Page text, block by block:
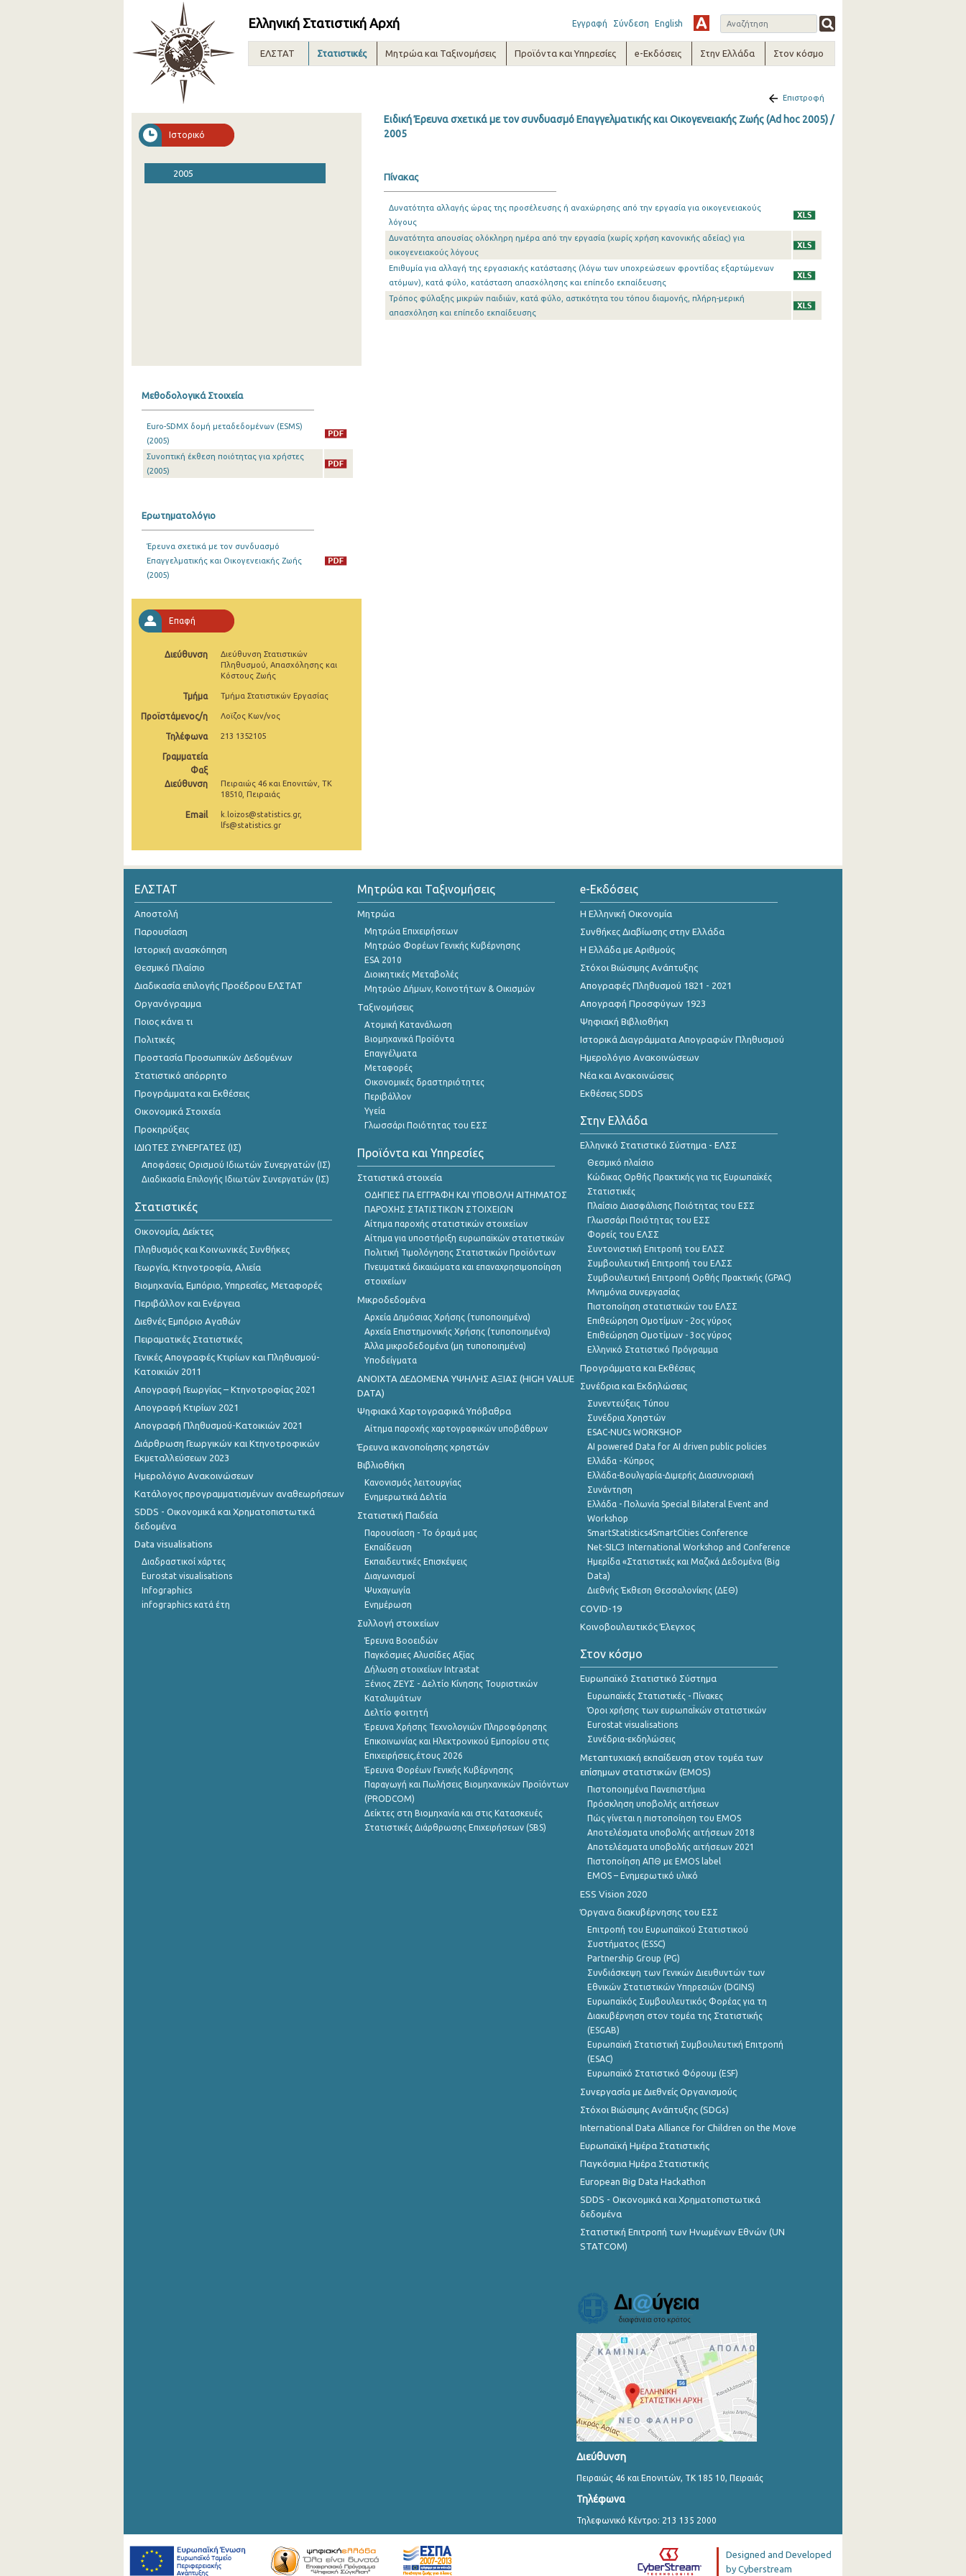
Ελληνική Στατιστική Αρχή Εγγραφή Σύνδεση English
ΕΛΣΤΑΤ Στατιστικές Μητρώα και Ταξινομήσεις Προϊόντα και Υπηρεσίες e-Εκδόσεις Στην Ελλάδα Στον κόσμο
Ιστορικό
2005
Μεθοδολογικά Στοιχεία
Euro-SDMX δομή μεταδεδομένων (ESMS)
(2005)
Συνοπτική έκθεση ποιότητας για χρήστες
(2005)
Ερωτηματολόγιο
Έρευνα σχετικά με τον συνδυασμό
Επαγγελματικής και Οικογενειακής Ζωής
(2005)
Επαφή
Διεύθυνση
Διεύθυνση Στατιστικών
Πληθυσμού, Απασχόλησης και
Κόστους Ζωής
Τμήμα Τμήμα Στατιστικών Εργασίας
Προϊστάμενος/η Λοϊζος Κων/νος
Τηλέφωνα 213 1352105
Γραμματεία
Φαξ
Διεύθυνση
Πειραιώς 46 και Επονιτών, ΤΚ
18510, Πειραιάς
Email
k.loizos@statistics.gr,
lfs@statistics.gr
Επιστροφή
Ειδική Έρευνα σχετικά με τον συνδυασμό Επαγγελματικής και Οικογενειακής Ζωής (Ad hoc 2005) /
2005
Πίνακας
Δυνατότητα αλλαγής ώρας της προσέλευσης ή αναχώρησης από την εργασία για οικογενειακούς
λόγους
Δυνατότητα απουσίας ολόκληρη ημέρα από την εργασία (χωρίς χρήση κανονικής αδείας) για
οικογενειακούς λόγους
Επιθυμία για αλλαγή της εργασιακής κατάστασης (λόγω των υποχρεώσεων φροντίδας εξαρτώμενων
ατόμων), κατά φύλο, κατάσταση απασχόλησης και επίπεδο εκπαίδευσης
Τρόπος φύλαξης μικρών παιδιών, κατά φύλο, αστικότητα του τόπου διαμονής, πλήρη-μερική
απασχόληση και επίπεδο εκπαίδευσης
ΕΛΣΤΑΤ
Αποστολή
Παρουσίαση
Ιστορική ανασκόπηση
Θεσμικό Πλαίσιο
Διαδικασία επιλογής Προέδρου ΕΛΣΤΑΤ
Οργανόγραμμα
Ποιος κάνει τι
Πολιτικές
Προστασία Προσωπικών Δεδομένων
Στατιστικό απόρρητο
Προγράμματα και Εκθέσεις
Οικονομικά Στοιχεία
Προκηρύξεις
ΙΔΙΩΤΕΣ ΣΥΝΕΡΓΑΤΕΣ (ΙΣ)
Αποφάσεις Ορισμού Ιδιωτών Συνεργατών (ΙΣ)
Διαδικασία Επιλογής Ιδιωτών Συνεργατών (ΙΣ)
Στατιστικές
Οικονομία, Δείκτες
Πληθυσμός και Κοινωνικές Συνθήκες
Γεωργία, Κτηνοτροφία, Αλιεία
Βιομηχανία, Εμπόριο, Υπηρεσίες, Μεταφορές
Περιβάλλον και Ενέργεια
Διεθνές Εμπόριο Αγαθών
Πειραματικές Στατιστικές
Γενικές Απογραφές Κτιρίων και Πληθυσμού-
Κατοικιών 2011
Απογραφή Γεωργίας – Κτηνοτροφίας 2021
Απογραφή Κτιρίων 2021
Απογραφή Πληθυσμού-Κατοικιών 2021
Διάρθρωση Γεωργικών και Κτηνοτροφικών
Εκμεταλλεύσεων 2023
Ημερολόγιο Ανακοινώσεων
Κατάλογος προγραμματισμένων αναθεωρήσεων
SDDS - Οικονομικά και Χρηματοπιστωτικά
δεδομένα
Data visualisations
Διαδραστικοί χάρτες
Eurostat visualisations
Infographics
infographics κατά έτη
Μητρώα και Ταξινομήσεις
Μητρώα
Μητρώα Επιχειρήσεων
Μητρώο Φορέων Γενικής Κυβέρνησης
ESA 2010
Διοικητικές Μεταβολές
Μητρώο Δήμων, Κοινοτήτων & Οικισμών
Ταξινομήσεις
Ατομική Κατανάλωση
Βιομηχανικά Προϊόντα
Επαγγέλματα
Μεταφορές
Οικονομικές δραστηριότητες
Περιβάλλον
Υγεία
Γλωσσάρι Ποιότητας του ΕΣΣ
Προϊόντα και Υπηρεσίες
Στατιστικά στοιχεία
ΟΔΗΓΙΕΣ ΓΙΑ ΕΓΓΡΑΦΗ ΚΑΙ ΥΠΟΒΟΛΗ ΑΙΤΗΜΑΤΟΣ
ΠΑΡΟΧΗΣ ΣΤΑΤΙΣΤΙΚΩΝ ΣΤΟΙΧΕΙΩΝ
Αίτημα παροχής στατιστικών στοιχείων
Αίτημα για υποστήριξη ευρωπαϊκών στατιστικών
Πολιτική Τιμολόγησης Στατιστικών Προϊόντων
Πνευματικά δικαιώματα και επαναχρησιμοποίηση
στοιχείων
Μικροδεδομένα
Αρχεία Δημόσιας Χρήσης (τυποποιημένα)
Αρχεία Επιστημονικής Χρήσης (τυποποιημένα)
Άλλα μικροδεδομένα (μη τυποποιημένα)
Υποδείγματα
ANOIXTA ΔΕΔΟΜΕΝΑ ΥΨΗΛΗΣ ΑΞΙΑΣ (HIGH VALUE
DATA)
Ψηφιακά Χαρτογραφικά Υπόβαθρα
Αίτημα παροχής χαρτογραφικών υποβάθρων
Έρευνα ικανοποίησης χρηστών
Βιβλιοθήκη
Κανονισμός λειτουργίας
Ενημερωτικά Δελτία
Στατιστική Παιδεία
Παρουσίαση - Το όραμά μας
Εκπαίδευση
Εκπαιδευτικές Επισκέψεις
Διαγωνισμοί
Ψυχαγωγία
Ενημέρωση
Συλλογή στοιχείων
Έρευνα Βοοειδών
Παγκόσμιες Αλυσίδες Αξίας
Δήλωση στοιχείων Intrastat
Ξένιος ΖΕΥΣ - Δελτίο Κίνησης Τουριστικών
Καταλυμάτων
Δελτίο φοιτητή
Έρευνα Χρήσης Τεχνολογιών Πληροφόρησης
Επικοινωνίας και Ηλεκτρονικού Εμπορίου στις
Επιχειρήσεις,έτους 2026
Έρευνα Φορέων Γενικής Κυβέρνησης
Παραγωγή και Πωλήσεις Βιομηχανικών Προϊόντων
(PRODCOM)
Δείκτες στη Βιομηχανία και στις Κατασκευές
Στατιστικές Διάρθρωσης Επιχειρήσεων (SBS)
e-Εκδόσεις
Η Ελληνική Οικονομία
Συνθήκες Διαβίωσης στην Ελλάδα
Η Ελλάδα με Αριθμούς
Στόχοι Βιώσιμης Ανάπτυξης
Απογραφές Πληθυσμού 1821 - 2021
Απογραφή Προσφύγων 1923
Ψηφιακή Βιβλιοθήκη
Ιστορικά Διαγράμματα Απογραφών Πληθυσμού
Ημερολόγιο Ανακοινώσεων
Νέα και Ανακοινώσεις
Εκθέσεις SDDS
Στην Ελλάδα
Ελληνικό Στατιστικό Σύστημα - ΕΛΣΣ
Θεσμικό πλαίσιο
Κώδικας Ορθής Πρακτικής για τις Ευρωπαϊκές
Στατιστικές
Πλαίσιο Διασφάλισης Ποιότητας του ΕΣΣ
Γλωσσάρι Ποιότητας του ΕΣΣ
Φορείς του ΕΛΣΣ
Συντονιστική Επιτροπή του ΕΛΣΣ
Συμβουλευτική Επιτροπή του ΕΛΣΣ
Συμβουλευτική Επιτροπή Ορθής Πρακτικής (GPAC)
Μνημόνια συνεργασίας
Πιστοποίηση στατιστικών του ΕΛΣΣ
Επιθεώρηση Ομοτίμων - 2ος γύρος
Επιθεώρηση Ομοτίμων - 3ος γύρος
Ελληνικό Στατιστικό Πρόγραμμα
Προγράμματα και Εκθέσεις
Συνέδρια και Εκδηλώσεις
Συνεντεύξεις Τύπου
Συνέδρια Χρηστών
ESAC-NUCs WORKSHOP
AI powered Data for AI driven public policies
Ελλάδα - Κύπρος
Ελλάδα-Βουλγαρία-Διμερής Διασυνοριακή
Συνάντηση
Ελλάδα - Πολωνία Special Bilateral Event and
Workshop
SmartStatistics4SmartCities Conference
Net-SILC3 International Workshop and Conference
Ημερίδα «Στατιστικές και Μαζικά Δεδομένα (Big
Data)
Διεθνής Έκθεση Θεσσαλονίκης (ΔΕΘ)
COVID-19
Κοινοβουλευτικός Έλεγχος
Στον κόσμο
Ευρωπαϊκό Στατιστικό Σύστημα
Ευρωπαϊκές Στατιστικές - Πίνακες
Όροι χρήσης των ευρωπαΪκών στατιστικών
Eurostat visualisations
Συνέδρια-εκδηλώσεις
Μεταπτυχιακή εκπαίδευση στον τομέα των
επίσημων στατιστικών (EMOS)
Πιστοποιημένα Πανεπιστήμια
Πρόσκληση υποβολής αιτήσεων
Πώς γίνεται η πιστοποίηση του EMOS
Αποτελέσματα υποβολής αιτήσεων 2018
Αποτελέσματα υποβολής αιτήσεων 2021
Πιστοποίηση ΑΠΘ με EMOS label
EMOS – Ενημερωτικό υλικό
ESS Vision 2020
Όργανα διακυβέρνησης του ΕΣΣ
Επιτροπή του Ευρωπαϊκού Στατιστικού
Συστήματος (ESSC)
Partnership Group (PG)
Συνδιάσκεψη των Γενικών Διευθυντών των
Εθνικών Στατιστικών Υπηρεσιών (DGINS)
Ευρωπαϊκός Συμβουλευτικός Φορέας για τη
Διακυβέρνηση στον τομέα της Στατιστικής
(ESGAB)
Ευρωπαϊκή Στατιστική Συμβουλευτική Επιτροπή
(ESAC)
Ευρωπαϊκό Στατιστικό Φόρουμ (ESF)
Συνεργασία με Διεθνείς Οργανισμούς
Στόχοι Βιώσιμης Ανάπτυξης (SDGs)
International Data Alliance for Children on the Move
Ευρωπαϊκή Ημέρα Στατιστικής
Παγκόσμια Ημέρα Στατιστικής
European Big Data Hackathon
SDDS - Οικονομικά και Χρηματοπιστωτικά
δεδομένα
Στατιστική Επιτροπή των Ηνωμένων Εθνών (UN
STATCOM)
Διεύθυνση
Πειραιώς 46 και Επονιτών, ΤΚ 185 10, Πειραιάς
Τηλέφωνα
Τηλεφωνικό Κέντρο: 213 135 2000
Designed and Developed
by Cyberstream